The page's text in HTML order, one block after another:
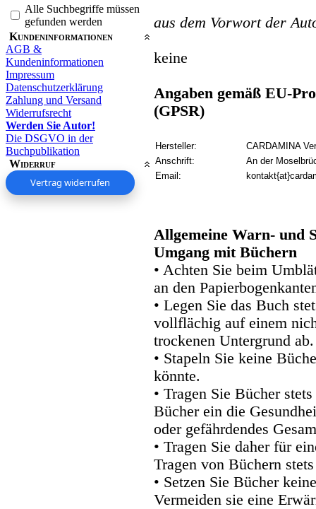
Alle Suchbegriffe müssen
gefunden werden
Kundeninformationen
AGB &
Kundeninformationen
Impressum
Datenschutzerklärung
Zahlung und Versand
Widerrufsrecht
Werden Sie Autor!
Die DSGVO in der
Buchpublikation
Widerruf
Vertrag widerrufen
aus dem Vorwort der
keine
Angaben gemäß EU-
(GPSR)
Hersteller:
CARDAMINA
Anschrift:
An der
Email:
Allgemeine Warn- und
Umgang mit Büchern
• Achten Sie beim
an den
• Legen Sie das Buch
vollflächig auf einem
trockenen Untergrund ab.
• Stapeln Sie keine
könnte.
• Tragen Sie Bücher
Bücher ein die
oder gefährdendes
• Tragen Sie daher für
Tragen von Büchern
• Setzen Sie Bücher
Vermeiden sie eine